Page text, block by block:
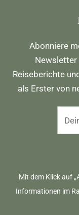
Abonniere
Newsletter
Reiseberichte
als Erster von
Mit dem Klick auf
Informationen im